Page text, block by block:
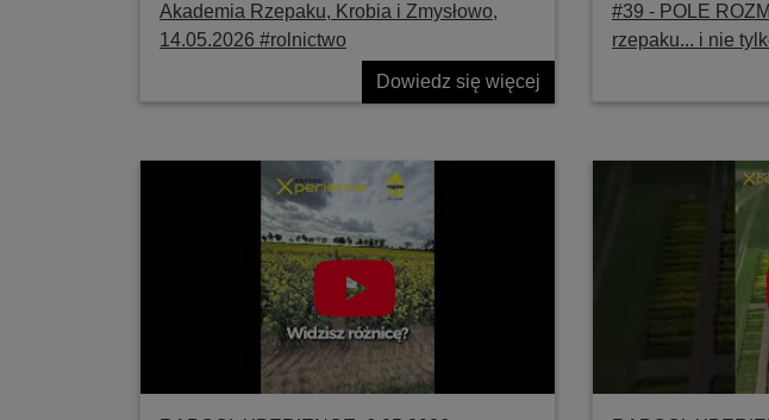
Akademia Rzepaku, Krobia i Zmysłowo,
14.05.2026 #rolnictwo
Dowiedz się więcej
#39 ‐ POLE
rzepaku... i nie